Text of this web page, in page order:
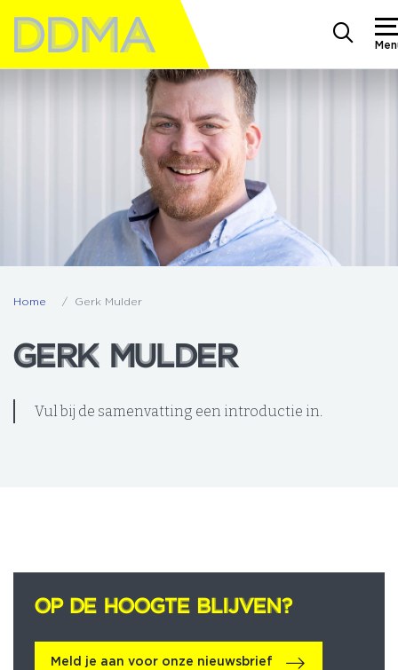
Home Gerk Mulder
GERK MULDER
GERK MULDER
Vul bij de samenvatting een introductie in.
OP DE HOOGTE BLIJVEN?
OP DE HOOGTE BLIJVEN?
Meld je aan voor onze nieuwsbrief